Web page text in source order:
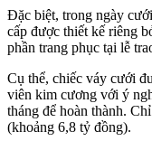
Đặc biệt, trong ngày
cấp được thiết kế riêng
phần trang phục tại lễ
Cụ thể, chiếc váy cưới
viên kim cương với ý
tháng để hoàn thành.
(khoảng 6,8 tỷ đồng).